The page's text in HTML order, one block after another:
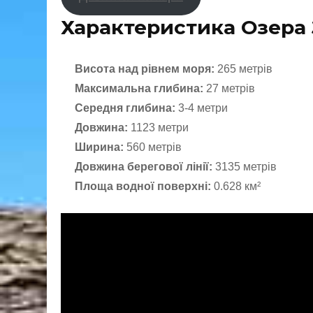
Характеристика
Висота над рівнем моря: 265 метрів
Максимальна глибина: 27 метрів
Середня глибина: 3-4 метри
Довжина: 1123 метри
Ширина: 560 метрів
Довжина берегової лінії: 3135 метрів
Площа водної поверхні: 0.628 км²